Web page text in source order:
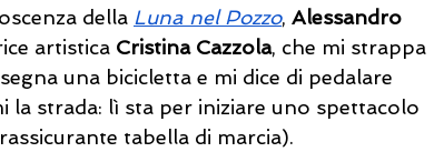
della Luna nel Pozzo, Alessandro
artistica Cristina Cazzola, che mi strappa
una bicicletta e mi dice di pedalare
strada: lì sta per iniziare uno spettacolo
tabella di marcia).